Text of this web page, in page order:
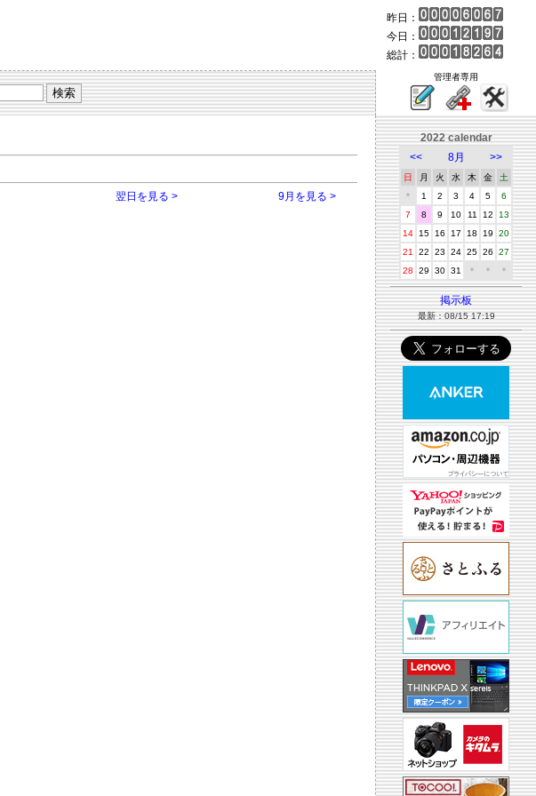
昨日：
今日：
総計：
管理者専用
翌日を見る > 9月を見る >
2022 calendar
<<
8月 >>
日 月 火 水 木 金
土
＊
1 2 3 4 5
6
7
8 9 10 11 12
13
14
15 16 17 18 19
20
21
22 23 24 25 26
27
28
29 30 31 ＊ ＊ ＊
掲示板
最新：08/15 17:19